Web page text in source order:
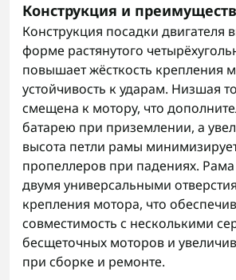
Конструкция и
Конструкция посадки двигателя
форме растянутого
повышает жёсткость крепления
устойчивость к ударам. Низшая
смещена к мотору, что
батарею при приземлении, а
высота петли рамы
пропеллеров при падениях.
двумя универсальными
крепления мотора, что
совместимость с несколькими
бесщеточных моторов и
при сборке и ремонте.